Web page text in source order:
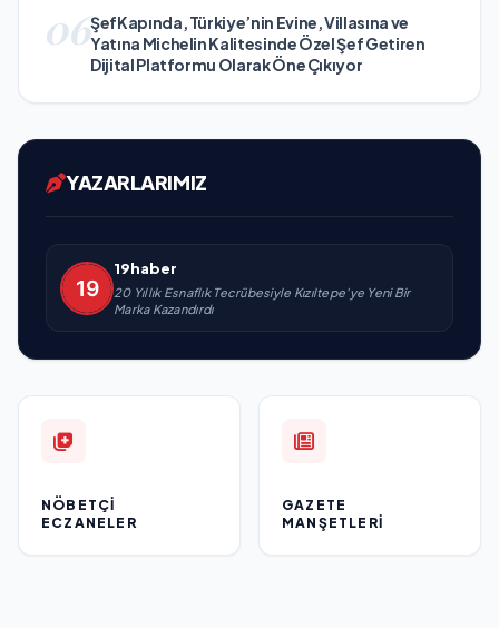
06ŞefKapında, Türkiye’nin Evine, Villasına ve
Yatına Michelin Kalitesinde Özel Şef Getiren
Dijital Platformu Olarak Öne Çıkıyor
YAZARLARIMIZ
19haber
20 Yıllık Esnaflık Tecrübesiyle Kızıltepe'ye Yeni Bir
Marka Kazandırdı
NÖBETÇI
ECZANELER
GAZETE
MANŞETLERI